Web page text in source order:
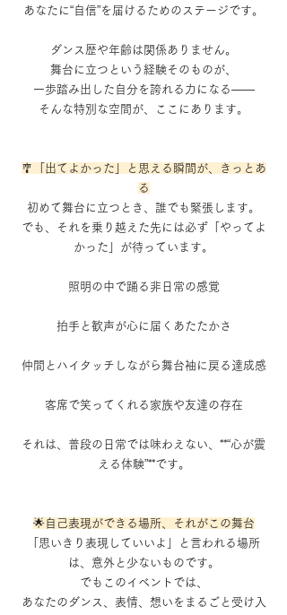
あなたに“自信”を届けるためのステージです。
ダンス歴や年齢は関係ありません。
舞台に立つという経験そのものが、
一歩踏み出した自分を誇れる力になる――
そんな特別な空間が、ここにあります。
🎐「出てよかった」と思える瞬間が、きっとあ
る
初めて舞台に立つとき、誰でも緊張します。
でも、それを乗り越えた先には必ず「やってよ
かった」が待っています。
照明の中で踊る非日常の感覚
拍手と歓声が心に届くあたたかさ
仲間とハイタッチしながら舞台袖に戻る達成感
客席で笑ってくれる家族や友達の存在
それは、普段の日常では味わえない、**“心が震
える体験”**です。
🌟自己表現ができる場所、それがこの舞台
「思いきり表現していいよ」と言われる場所
は、意外と少ないものです。
でもこのイベントでは、
あなたのダンス、表情、想いをまるごと受け入